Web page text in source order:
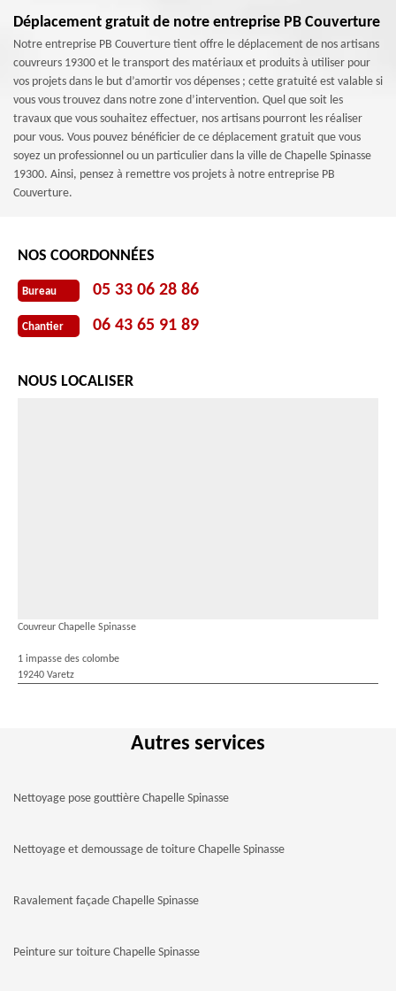
Déplacement gratuit de notre entreprise PB Couverture
Notre entreprise PB Couverture tient offre le déplacement de nos artisans
couvreurs 19300 et le transport des matériaux et produits à utiliser pour
vos projets dans le but d’amortir vos dépenses ; cette gratuité est valable si
vous vous trouvez dans notre zone d’intervention. Quel que soit les
travaux que vous souhaitez effectuer, nos artisans pourront les réaliser
pour vous. Vous pouvez bénéficier de ce déplacement gratuit que vous
soyez un professionnel ou un particulier dans la ville de Chapelle Spinasse
19300. Ainsi, pensez à remettre vos projets à notre entreprise PB
Couverture.
NOS COORDONNÉES
Bureau 05 33 06 28 86
Chantier 06 43 65 91 89
NOUS LOCALISER
Couvreur Chapelle Spinasse
1 impasse des colombe
19240 Varetz
Autres services
Nettoyage pose gouttière Chapelle Spinasse
Nettoyage et demoussage de toiture Chapelle Spinasse
Ravalement façade Chapelle Spinasse
Peinture sur toiture Chapelle Spinasse